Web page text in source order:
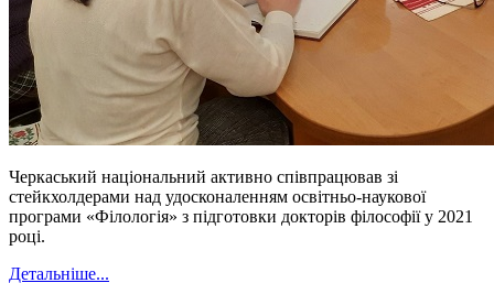
Черкаський національний активно співпрацював зі
стейкхолдерами над удосконаленням освітньо-наукової
програми «Філологія» з підготовки докторів філософії у 2021
році.
Детальніше...